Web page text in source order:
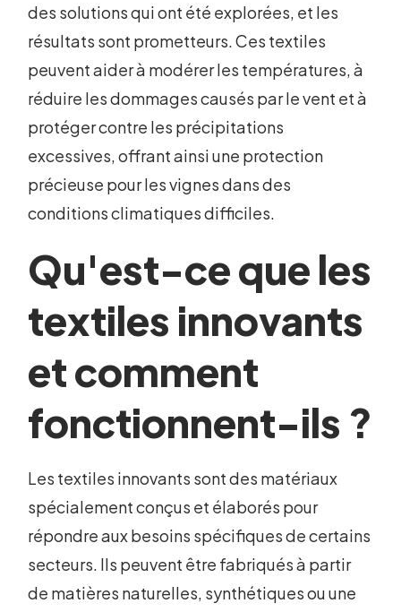
des solutions qui ont été explorées, et les
résultats sont prometteurs. Ces textiles
peuvent aider à modérer les températures, à
réduire les dommages causés par le vent et à
protéger contre les précipitations
excessives, offrant ainsi une protection
précieuse pour les vignes dans des
conditions climatiques difficiles.
Qu'est-ce que les
textiles innovants
et comment
fonctionnent-ils ?
Les textiles innovants sont des matériaux
spécialement conçus et élaborés pour
répondre aux besoins spécifiques de certains
secteurs. Ils peuvent être fabriqués à partir
de matières naturelles, synthétiques ou une